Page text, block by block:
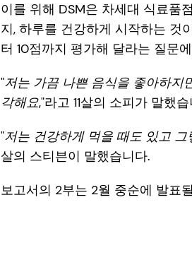
이를 위해 DSM은 차세대 식료품
지, 하루를 건강하게 시작하는 것
터 10점까지 평가해 달라는 질문
"저는 가끔 나쁜 음식을 좋아하지
각해요,"라고 11살의 소피가 말했
"저는 건강하게 먹을 때도 있고
살의 스티븐이 말했습니다.
보고서의 2부는 2월 중순에 발표